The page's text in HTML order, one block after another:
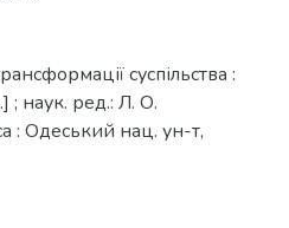
суспільства :
; наук. ред.: Л. О.
: Одеський нац. ун-т,